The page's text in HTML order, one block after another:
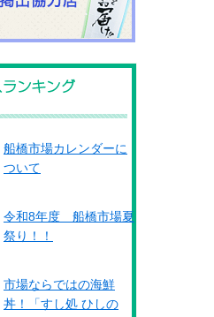
船橋市場カレンダーに
ついて
令和8年度 船橋市場夏
祭り！！
市場ならではの海鮮
丼！「すし処 ひしの